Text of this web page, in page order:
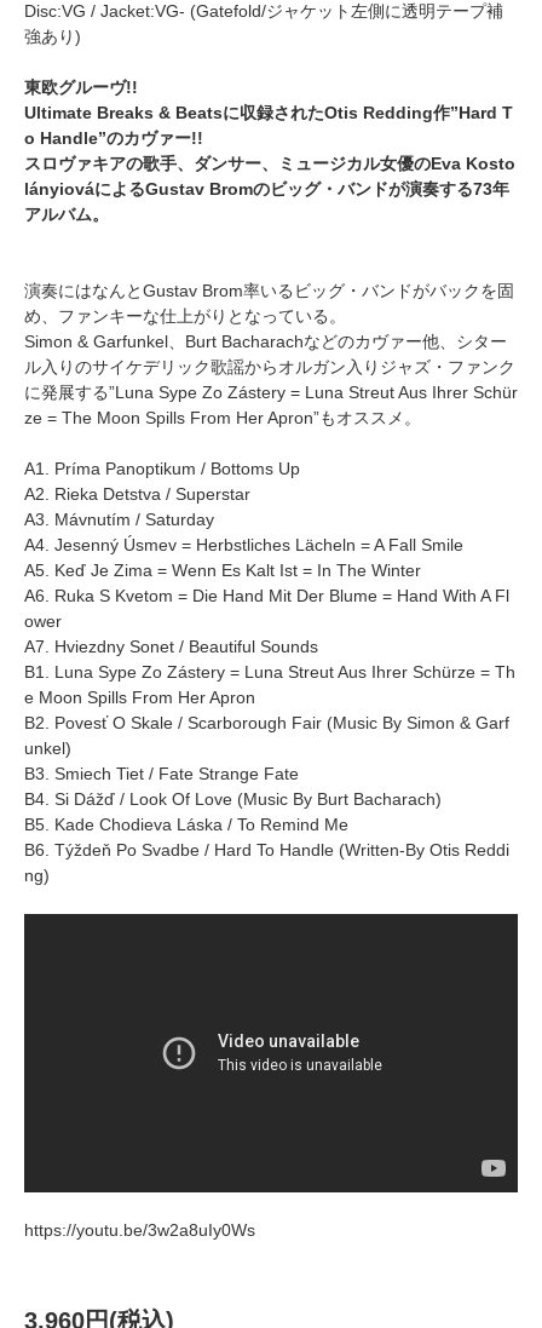
Disc:VG / Jacket:VG- (Gatefold/ジャケット左側に透明テープ補
強あり)
東欧グルーヴ!!
Ultimate Breaks & Beatsに収録されたOtis Redding作”Hard T
o Handle”のカヴァー!!
スロヴァキアの歌手、ダンサー、ミュージカル女優のEva Kosto
lányiováによるGustav Bromのビッグ・バンドが演奏する73年
アルバム。
演奏にはなんとGustav Brom率いるビッグ・バンドがバックを固
め、ファンキーな仕上がりとなっている。
Simon & Garfunkel、Burt Bacharachなどのカヴァー他、シター
ル入りのサイケデリック歌謡からオルガン入りジャズ・ファンク
に発展する”Luna Sype Zo Zástery = Luna Streut Aus Ihrer Schür
ze = The Moon Spills From Her Apron”もオススメ。
A1. Príma Panoptikum / Bottoms Up
A2. Rieka Detstva / Superstar
A3. Mávnutím / Saturday
A4. Jesenný Úsmev = Herbstliches Lächeln = A Fall Smile
A5. Keď Je Zima = Wenn Es Kalt Ist = In The Winter
A6. Ruka S Kvetom = Die Hand Mit Der Blume = Hand With A Fl
ower
A7. Hviezdny Sonet / Beautiful Sounds
B1. Luna Sype Zo Zástery = Luna Streut Aus Ihrer Schürze = Th
e Moon Spills From Her Apron
B2. Povesť O Skale / Scarborough Fair (Music By Simon & Garf
unkel)
B3. Smiech Tiet / Fate Strange Fate
B4. Si Dážď / Look Of Love (Music By Burt Bacharach)
B5. Kade Chodieva Láska / To Remind Me
B6. Týždeň Po Svadbe / Hard To Handle (Written-By Otis Reddi
ng)
https://youtu.be/3w2a8uIy0Ws
3,960円(税込)